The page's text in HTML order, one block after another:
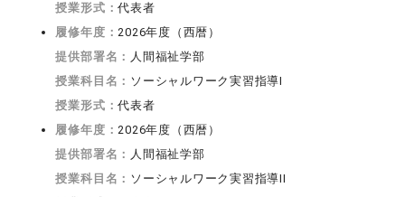
授業形式：代表者
履修年度：2026年度（西暦）
提供部署名： 人間福祉学部
授業科目名： ソーシャルワーク実習指導I
授業形式：代表者
履修年度：2026年度（西暦）
提供部署名： 人間福祉学部
授業科目名： ソーシャルワーク実習指導II